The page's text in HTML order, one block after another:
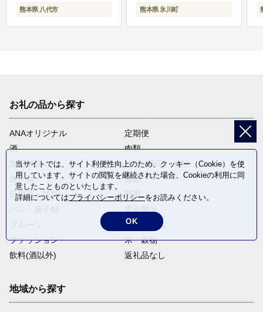
熊本県 八代市 熊本県 氷川町
お礼の品から探す
ANAオリジナル
定期便
酒
肉類
加工食品
旅行・宿泊・体験
魚介類
麺類
日用品・雑貨
野菜
卵・乳製品
ファッション
米・穀物
飲料(酒以外)
返礼品なし
地域から探す
当サイトでは、サイト利便性向上のため、クッキー（Cookie）を使
用しています。サイトの閲覧を継続された場合、Cookieの利用に同
意したことものといたします。
詳細についてはプライバシーポリシーをお読みください。
OK